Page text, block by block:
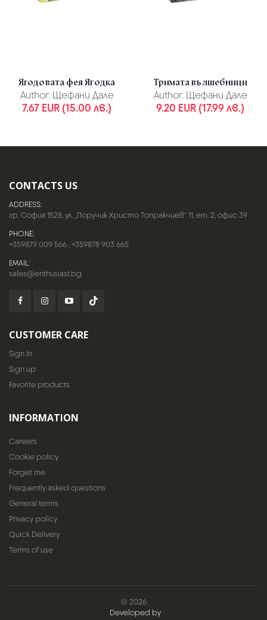
Ягодовата фея Ягодка
Author: Щефани Дале
7.67 EUR (15.00 лв.)
Тримата вълшебници
Author: Щефани Дале
9.20 EUR (17.99 лв.)
CONTACTS US
ADDRESS:
гр. София 1528, ул. „Поручик Христо Топракчиев“ 11, ет. 2, офис 39
PHONE:
+359879 009 566,+359878 903 665
EMAIL:
sales@enthusiast.bg
CUSTOMER CARE
Sign In
Sign up
Favorite products
INFORMATION
Careers
Cookie policy
Forget me
Frequently asked questions
General terms
Privacy policy
Quick Delivery
Terms of use
© 2026
Developed by